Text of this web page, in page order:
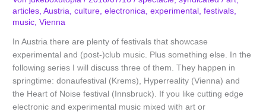
articles ,Austria ,culture ,electronica ,experimental ,festivals
music ,Vienna
In Austria there are plenty of festivals that showcase
experimental and (post-)club music. Plus something else. In the
following series I will discuss three of them. They happen in
springtime: donaufestival (Krems), Hyperreality (Vienna) and
the Heart of Noise festival (Innsbruck). If you like cutting edge
electronic and experimental music mixed with art or